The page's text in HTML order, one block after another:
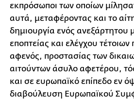
εκπρόσωποι των οποίων
αυτά, μεταφέροντας και το
δημιουργία ενός ανεξάρτητου
εποπτείας και ελέγχου τέτοιων
αφενός, προστασίας των
αιτούντων άσυλο αφετέρου,
και σε ευρωπαϊκό επίπεδο εν
διαβούλευση Ευρωπαϊκού